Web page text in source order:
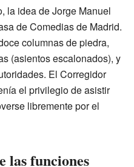
la idea de Jorge Manuel
de Comedias de Madrid.
columnas de piedra,
(asientos escalonados), y
El Corregidor
el privilegio de asistir
libremente por el
las funciones